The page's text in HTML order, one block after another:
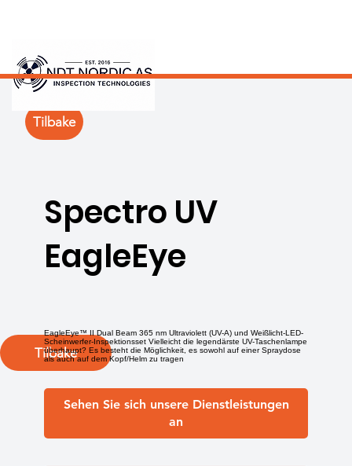
Tilbake
Spectro UV
EagleEye
EagleEye™ II Dual Beam 365 nm Ultraviolett (UV-A) und Weißlicht-LED-
Scheinwerfer-Inspektionsset Vielleicht die legendärste UV-Taschenlampe
überhaupt? Es besteht die Möglichkeit, es sowohl auf einer Spraydose
als auch auf dem Kopf/Helm zu tragen
Sehen Sie sich unsere Dienstleistungen
an
Tilbake